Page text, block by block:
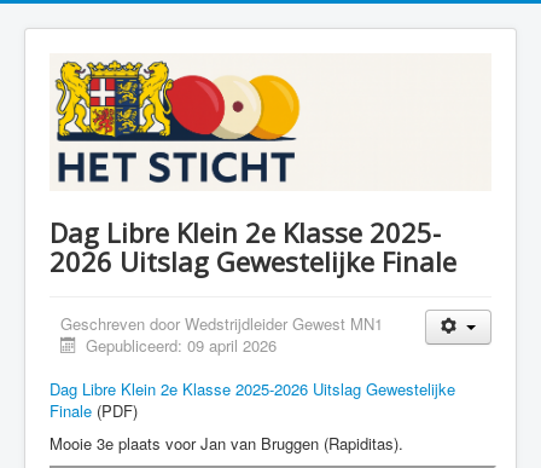
Dag Libre Klein 2e Klasse 2025-
2026 Uitslag Gewestelijke Finale
Geschreven door Wedstrijdleider Gewest MN1
Gepubliceerd: 09 april 2026
Dag Libre Klein 2e Klasse 2025-2026 Uitslag Gewestelijke
Finale (PDF)
Mooie 3e plaats voor Jan van Bruggen (Rapiditas).